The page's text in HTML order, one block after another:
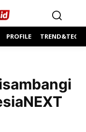
PROFILE